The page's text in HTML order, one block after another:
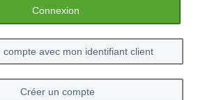
Connexion
compte avec mon identifiant client
Créer un compte